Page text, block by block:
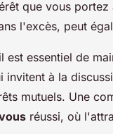
que vous
l'excès, peut
essentiel de
invitent à la
mutuels. Une
réussi, où